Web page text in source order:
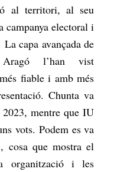
al territori, al seu
campanya electoral i
capa avançada de
l’han vist
fiable i amb més
Chunta va
mentre que IU
vots. Podem es va
cosa que mostra el
organització i les